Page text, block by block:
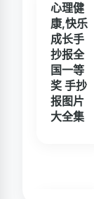
心理健
康,快乐
成长手
抄报全
国一等
奖 手抄
报图片
大全集